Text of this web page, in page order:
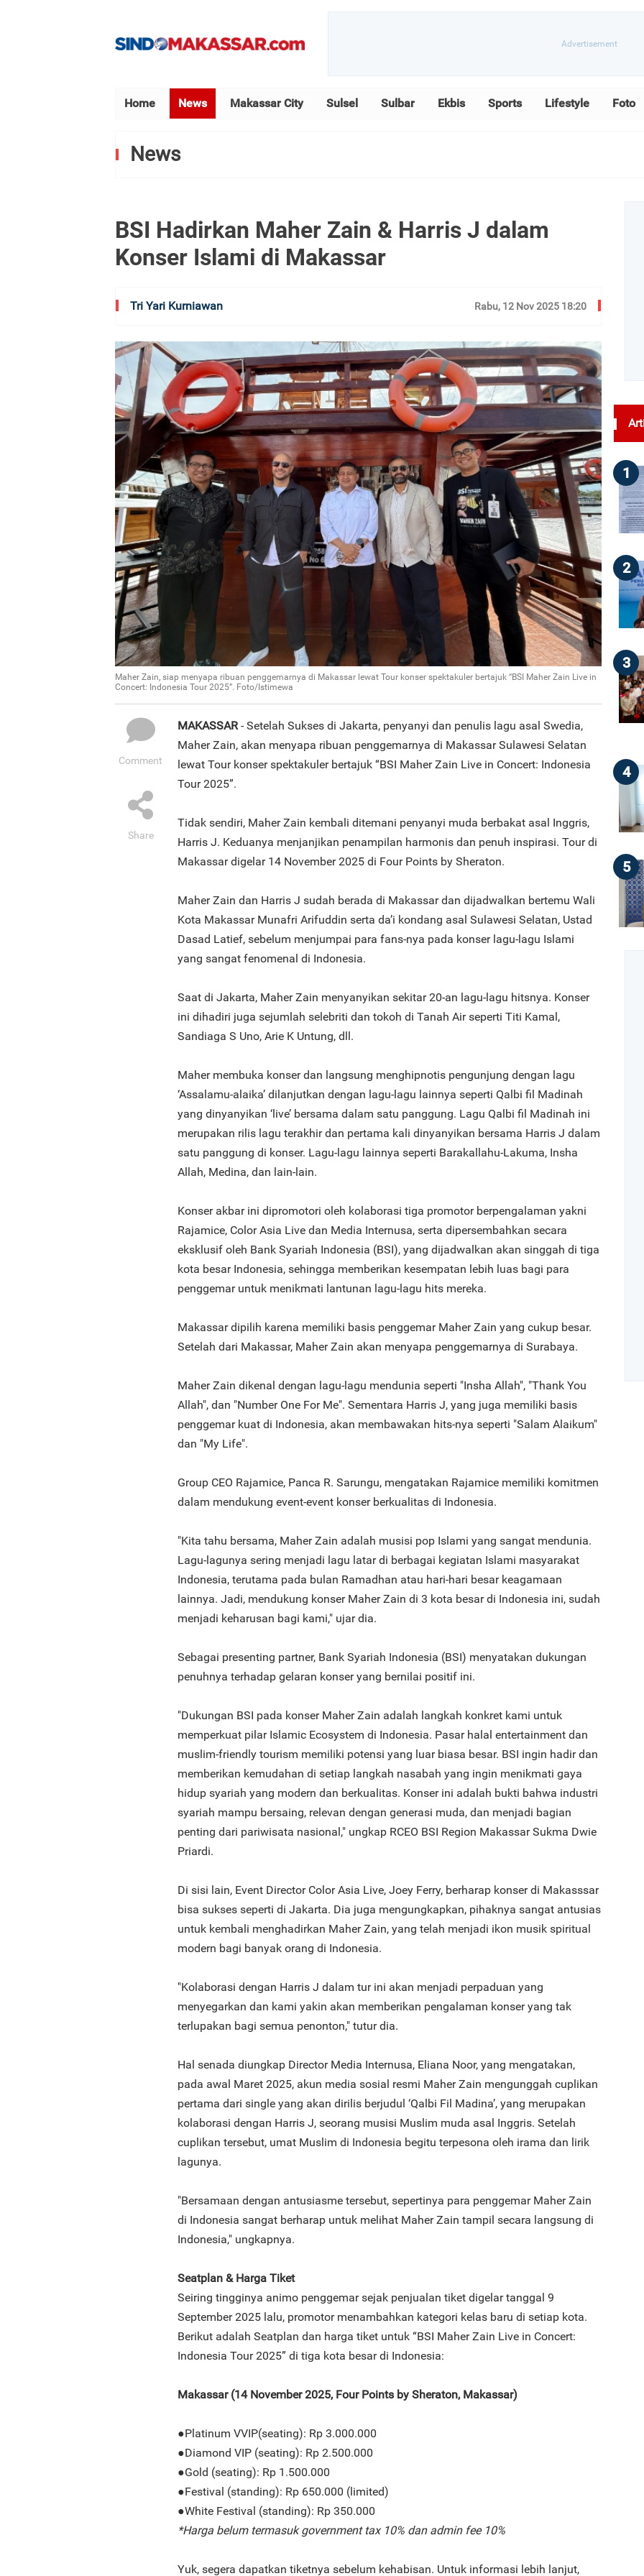
Home News Makassar City Sulsel Sulbar Ekbis Sports Lifestyle Foto
News
BSI Hadirkan Maher Zain & Harris J dalam
Konser Islami di Makassar
Tri Yari Kurniawan Rabu, 12 Nov 2025 18:20
Maher Zain, siap menyapa ribuan penggemarnya di Makassar lewat Tour konser spektakuler bertajuk “BSI Maher Zain Live in
Concert: Indonesia Tour 2025”. Foto/Istimewa
Comment
Share
MAKASSAR- Setelah Sukses di Jakarta, penyanyi dan penulis lagu asal Swedia,
Maher Zain, akan menyapa ribuan penggemarnya di Makassar Sulawesi Selatan
lewat Tour konser spektakuler bertajuk “BSI Maher Zain Live in Concert: Indonesia
Tour 2025”.
Tidak sendiri, Maher Zain kembali ditemani penyanyi muda berbakat asal Inggris,
Harris J. Keduanya menjanjikan penampilan harmonis dan penuh inspirasi. Tour di
Makassar digelar 14 November 2025 di Four Points by Sheraton.
Maher Zain dan Harris J sudah berada di Makassar dan dijadwalkan bertemu Wali
Kota Makassar Munafri Arifuddin serta da’i kondang asal Sulawesi Selatan, Ustad
Dasad Latief, sebelum menjumpai para fans-nya pada konser lagu-lagu Islami
yang sangat fenomenal di Indonesia.
Saat di Jakarta, Maher Zain menyanyikan sekitar 20-an lagu-lagu hitsnya. Konser
ini dihadiri juga sejumlah selebriti dan tokoh di Tanah Air seperti Titi Kamal,
Sandiaga S Uno, Arie K Untung, dll.
Maher membuka konser dan langsung menghipnotis pengunjung dengan lagu
‘Assalamu-alaika’ dilanjutkan dengan lagu-lagu lainnya seperti Qalbi fil Madinah
yang dinyanyikan ‘live’ bersama dalam satu panggung. Lagu Qalbi fil Madinah ini
merupakan rilis lagu terakhir dan pertama kali dinyanyikan bersama Harris J dalam
satu panggung di konser. Lagu-lagu lainnya seperti Barakallahu-Lakuma, Insha
Allah, Medina, dan lain-lain.
Konser akbar ini dipromotori oleh kolaborasi tiga promotor berpengalaman yakni
Rajamice, Color Asia Live dan Media Internusa, serta dipersembahkan secara
eksklusif oleh Bank Syariah Indonesia (BSI), yang dijadwalkan akan singgah di tiga
kota besar Indonesia, sehingga memberikan kesempatan lebih luas bagi para
penggemar untuk menikmati lantunan lagu-lagu hits mereka.
Makassar dipilih karena memiliki basis penggemar Maher Zain yang cukup besar.
Setelah dari Makassar, Maher Zain akan menyapa penggemarnya di Surabaya.
Maher Zain dikenal dengan lagu-lagu mendunia seperti "Insha Allah", "Thank You
Allah", dan "Number One For Me". Sementara Harris J, yang juga memiliki basis
penggemar kuat di Indonesia, akan membawakan hits-nya seperti "Salam Alaikum"
dan "My Life".
Group CEO Rajamice, Panca R. Sarungu, mengatakan Rajamice memiliki komitmen
dalam mendukung event-event konser berkualitas di Indonesia.
"Kita tahu bersama, Maher Zain adalah musisi pop Islami yang sangat mendunia.
Lagu-lagunya sering menjadi lagu latar di berbagai kegiatan Islami masyarakat
Indonesia, terutama pada bulan Ramadhan atau hari-hari besar keagamaan
lainnya. Jadi, mendukung konser Maher Zain di 3 kota besar di Indonesia ini, sudah
menjadi keharusan bagi kami," ujar dia.
Sebagai presenting partner, Bank Syariah Indonesia (BSI) menyatakan dukungan
penuhnya terhadap gelaran konser yang bernilai positif ini.
"Dukungan BSI pada konser Maher Zain adalah langkah konkret kami untuk
memperkuat pilar Islamic Ecosystem di Indonesia. Pasar halal entertainment dan
muslim-friendly tourism memiliki potensi yang luar biasa besar. BSI ingin hadir dan
memberikan kemudahan di setiap langkah nasabah yang ingin menikmati gaya
hidup syariah yang modern dan berkualitas. Konser ini adalah bukti bahwa industri
syariah mampu bersaing, relevan dengan generasi muda, dan menjadi bagian
penting dari pariwisata nasional," ungkap RCEO BSI Region Makassar Sukma Dwie
Priardi.
Di sisi lain, Event Director Color Asia Live, Joey Ferry, berharap konser di Makasssar
bisa sukses seperti di Jakarta. Dia juga mengungkapkan, pihaknya sangat antusias
untuk kembali menghadirkan Maher Zain, yang telah menjadi ikon musik spiritual
modern bagi banyak orang di Indonesia.
"Kolaborasi dengan Harris J dalam tur ini akan menjadi perpaduan yang
menyegarkan dan kami yakin akan memberikan pengalaman konser yang tak
terlupakan bagi semua penonton," tutur dia.
Hal senada diungkap Director Media Internusa, Eliana Noor, yang mengatakan,
pada awal Maret 2025, akun media sosial resmi Maher Zain mengunggah cuplikan
pertama dari single yang akan dirilis berjudul ‘Qalbi Fil Madina’, yang merupakan
kolaborasi dengan Harris J, seorang musisi Muslim muda asal Inggris. Setelah
cuplikan tersebut, umat Muslim di Indonesia begitu terpesona oleh irama dan lirik
lagunya.
"Bersamaan dengan antusiasme tersebut, sepertinya para penggemar Maher Zain
di Indonesia sangat berharap untuk melihat Maher Zain tampil secara langsung di
Indonesia," ungkapnya.
Seatplan & Harga Tiket
Seiring tingginya animo penggemar sejak penjualan tiket digelar tanggal 9
September 2025 lalu, promotor menambahkan kategori kelas baru di setiap kota.
Berikut adalah Seatplan dan harga tiket untuk “BSI Maher Zain Live in Concert:
Indonesia Tour 2025” di tiga kota besar di Indonesia:
Makassar (14 November 2025, Four Points by Sheraton, Makassar)
●Platinum VVIP(seating): Rp 3.000.000
●Diamond VIP (seating): Rp 2.500.000
●Gold (seating): Rp 1.500.000
●Festival (standing): Rp 650.000 (limited)
●White Festival (standing): Rp 350.000
*Harga belum termasuk government tax 10% dan admin fee 10%
Yuk, segera dapatkan tiketnya sebelum kehabisan. Untuk informasi lebih lanjut,
1
2
3
4
5